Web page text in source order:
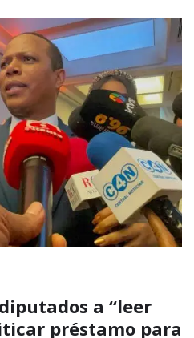
a “leer
préstamo para